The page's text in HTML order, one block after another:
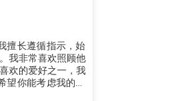
擅长遵循指示，始
我非常喜欢照顾他
欢的爱好之一，我
望你能考虑我的申